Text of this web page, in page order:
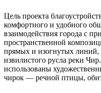
Цель проекта
комфортного и удобного
взаимодействия города с
пространственной
прямых и изогнутых
извилистого русла реки
использованы
чирок — речной птицы,